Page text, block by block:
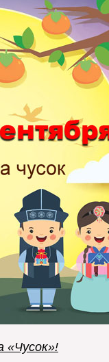
«Чусок»!